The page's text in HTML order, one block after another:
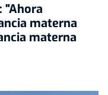
"Ahora
materna
materna